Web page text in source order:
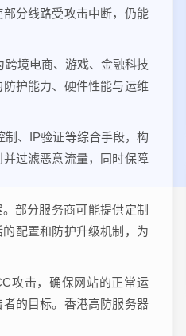
分线路受攻击中断，仍能
境电商、游戏、金融科技
护能力、硬件性能与运维
、IP验证等综合手段，构
过滤恶意流量，同时保障
部分服务商可能提供定制
配置和防护升级机制，为
攻击，确保网站的正常运
的目标。香港高防服务器